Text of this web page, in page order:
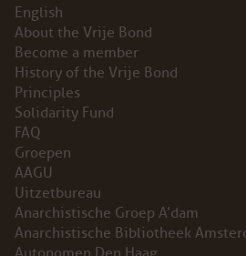
PRINCIPLES
BECOME A MEMBER
SOLIDARITY FUND
HISTORY OF THE VRIJE BOND
FREE ASSOCIATION
English
About the Vrije Bond
Become a member
History of the Vrije Bond
Principles
Solidarity Fund
FAQ
Groepen
AAGU
Uitzetbureau
Anarchistische Groep A’dam
Anarchistische Bibliotheek